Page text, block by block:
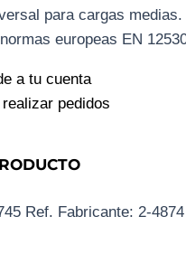
para cargas medias.
europeas EN
a tu cuenta
pedidos
Ref. Fabricante: 2-4874